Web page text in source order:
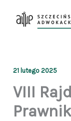
21 lutego 2025
VIII